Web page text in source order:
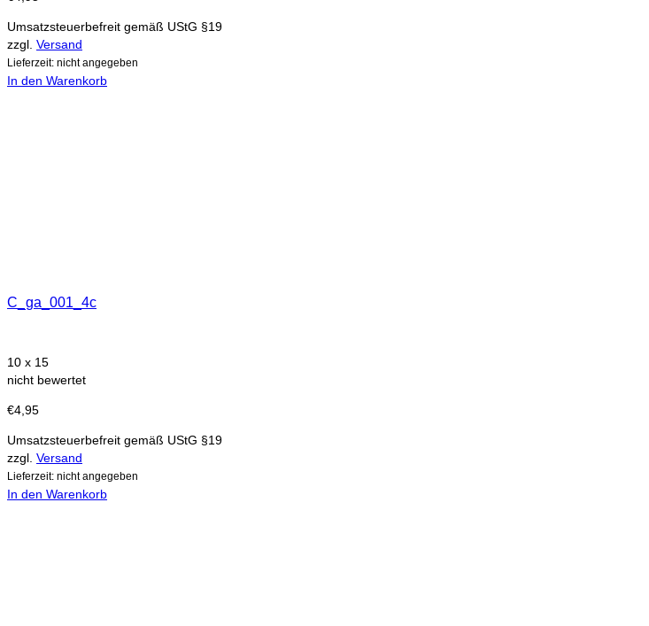
Umsatzsteuerbefreit gemäß UStG §19
zzgl. Versand
Lieferzeit: nicht angegeben
In den Warenkorb
C_ga_001_4c
10 x 15
nicht bewertet
€4,95
Umsatzsteuerbefreit gemäß UStG §19
zzgl. Versand
Lieferzeit: nicht angegeben
In den Warenkorb